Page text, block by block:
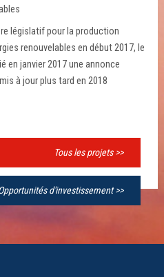
législatif pour la production
renouvelables en début 2017, le
en janvier 2017 une annonce
à jour plus tard en 2018
Tous les projets >>
d'investissement >>